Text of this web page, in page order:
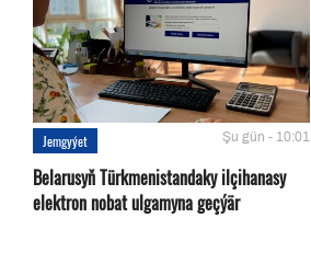
Jemgyýet Şu gün - 10:01
Belarusyň Türkmenistandaky ilçihanasy
elektron nobat ulgamyna geçýär